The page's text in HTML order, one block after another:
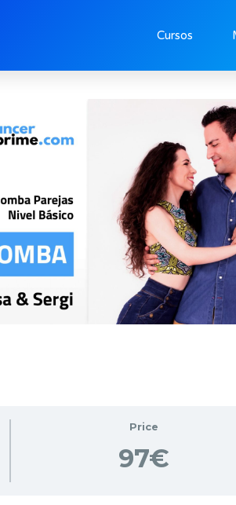
Cursos
Price
97€